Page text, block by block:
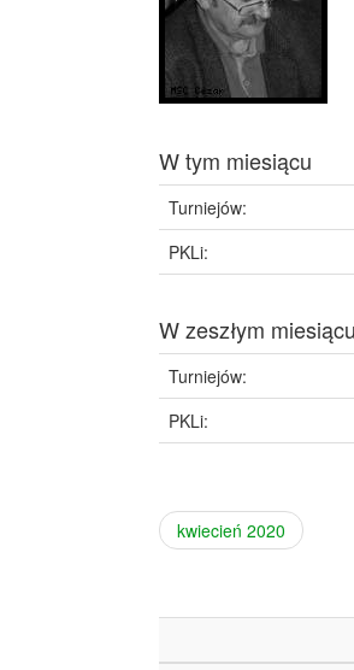
W tym miesiącu
Turniejów:
PKLi:
W zeszłym miesiącu
Turniejów:
PKLi:
kwiecień 2020